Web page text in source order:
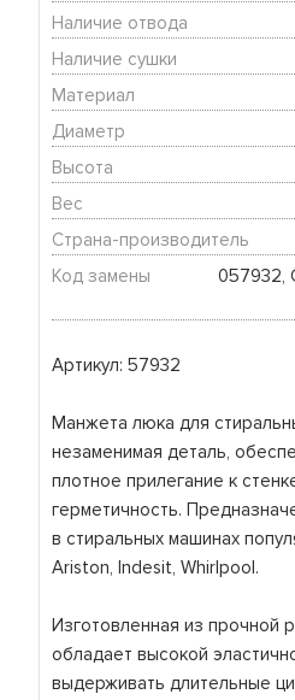
Артикул: 57932
Манжета люка для
незаменимая деталь,
плотное прилегание к
герметичность.
в стиральных машинах
Ariston, Indesit, Whirlpool.
Изготовленная из прочной
обладает высокой
выдерживать длительные
Наличие отвода
Наличие сушки
Материал
Диаметр
Высота
Вес
Страна-производитель
Код замены
057932,